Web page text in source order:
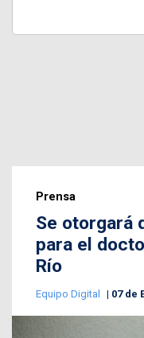
Prensa
Se otorgará
para el
Río
Equipo Digital 07 de